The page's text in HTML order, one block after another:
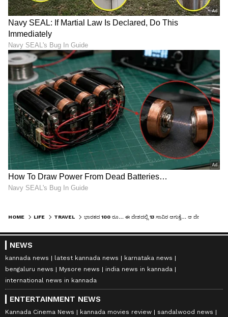
HOME LIFE TRAVEL
NEWS
kannada news latest kannada news
karnataka news
bengaluru news
Mysore news
india news in kannada
international news in kannada
ENTERTAINMENT NEWS
Kannada Cinema News kannada movies review
sandalwood news